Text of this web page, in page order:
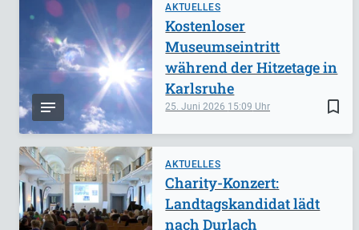
AKTUELLES
bookmark_border
25. Juni 2026 15:09
Kostenloser
Museumseintritt
während der Hitzetage in
Karlsruhe
AKTUELLES
Charity-Konzert:
Landtagskandidat lädt
nach Durlach